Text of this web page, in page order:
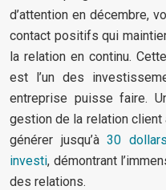
d’attention en décembre,
contact positifs qui
la relation en continu.
est l’un des
entreprise puisse faire.
gestion de la relation client
générer jusqu’à30
investi, démontrant
des relations.